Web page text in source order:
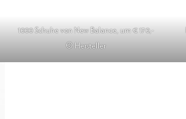
1000 Schuhe von New Balance, um € 170,-
© Hersteller